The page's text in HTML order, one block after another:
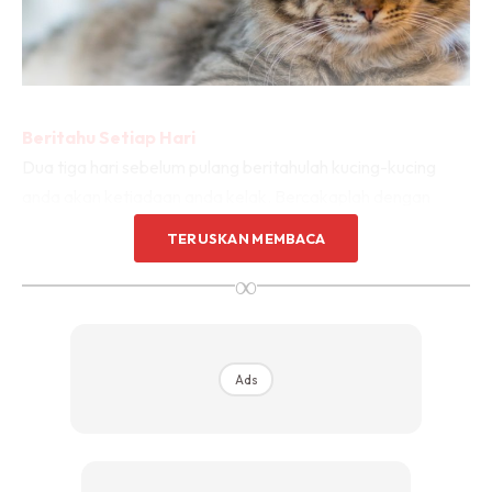
Beritahu Setiap Hari
bersendirian. Mungkin ia dianggap kelakar namun kucing
memahami setiap apa yang anda tuturkan. Percaya atau
TERUSKAN MEMBACA
∞
Ads